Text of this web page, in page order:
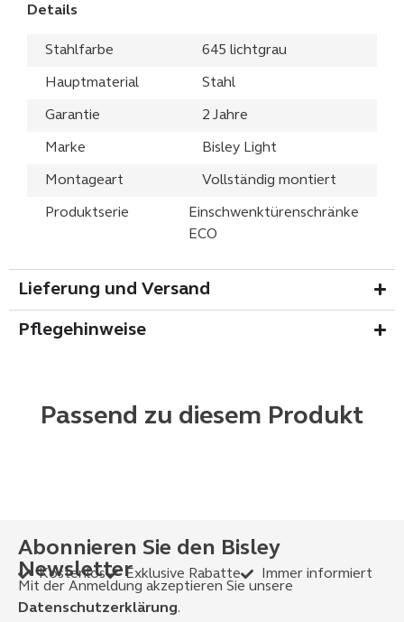
Details
Stahlfarbe 645 lichtgrau
Hauptmaterial Stahl
Garantie 2 Jahre
Marke Bisley Light
Montageart Vollständig montiert
Produktserie
Einschwenktürenschränke
ECO
Lieferung und Versand
Pflegehinweise
Passend zu diesem Produkt
Abonnieren Sie den Bisley
Newsletter
Kostenlos Exklusive Rabatte
Immer informiert
Mit der Anmeldung akzeptieren Sie unsere
Datenschutzerklärung.